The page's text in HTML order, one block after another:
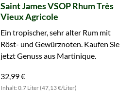
Saint James VSOP Rhum Très
Vieux Agricole
Ein tropischer, sehr alter Rum mit
Röst- und Gewürznoten. Kaufen Sie
jetzt Genuss aus Martinique.
32,99 €
Inhalt: 0.7 Liter (47,13 €/Liter)